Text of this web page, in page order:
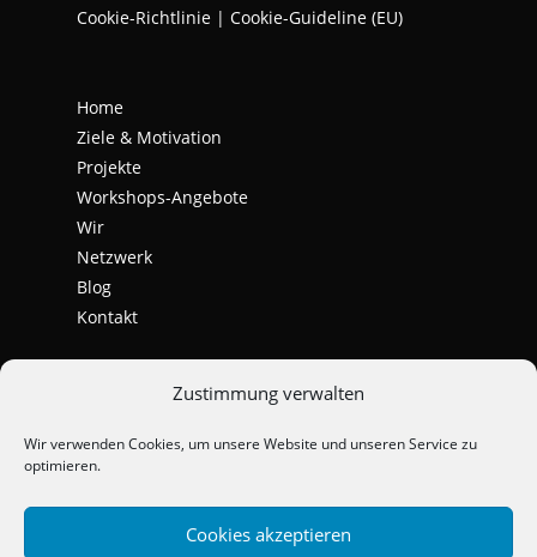
Zustimmung verwalten
Wir verwenden Cookies, um unsere Website und unseren Service zu
optimieren.
Cookies akzeptieren
Cookie-Richtlinie | Cookie-Guideline (EU)
Home
Ziele & Motivation
Projekte
Workshops-Angebote
Wir
Netzwerk
Blog
Kontakt